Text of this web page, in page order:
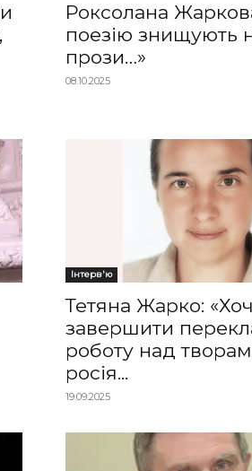
Роксолана
поезію знищують
прози…»
08.10.2025
Інтерв'ю
Тетяна Жарко:
завершити
роботу над
росія...
19.09.2025